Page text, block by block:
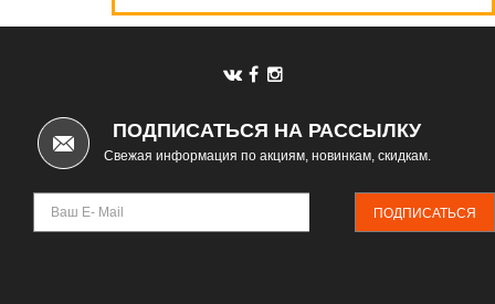
ПОДПИСАТЬСЯ НА РАССЫЛКУ
Свежая информация по акциям, новинкам, скидкам.
ПОДПИСАТЬСЯ